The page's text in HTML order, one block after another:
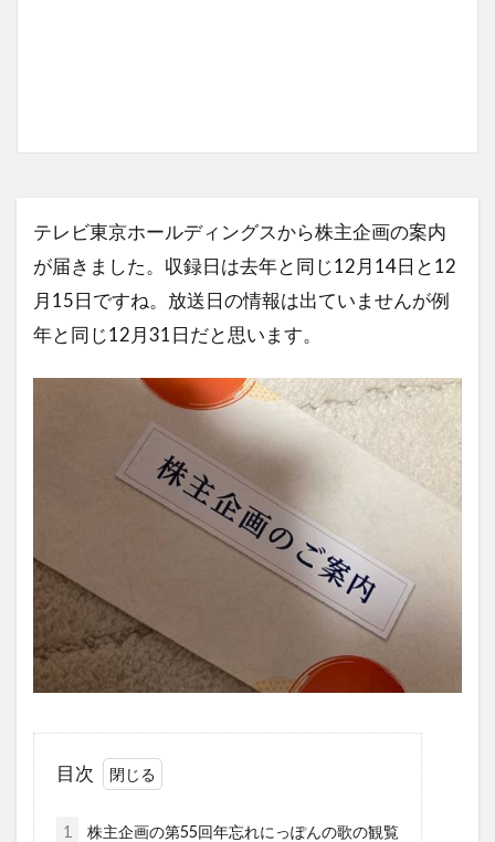
テレビ東京ホールディングスから株主企画の案内
が届きました。収録日は去年と同じ12月14日と12
月15日ですね。放送日の情報は出ていませんが例
年と同じ12月31日だと思います。
目次
1 株主企画の第55回年忘れにっぽんの歌の観覧